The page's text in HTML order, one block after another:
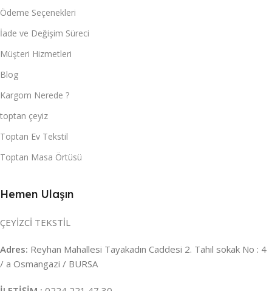
Ödeme Seçenekleri
İade ve Değişim Süreci
Müşteri Hizmetleri
Blog
Kargom Nerede ?
toptan çeyiz
Toptan Ev Tekstil
Toptan Masa Örtüsü
Hemen Ulaşın
ÇEYİZCİ TEKSTİL
Adres: Reyhan Mahallesi Tayakadın Caddesi 2. Tahıl sokak No : 4
/ a Osmangazi / BURSA